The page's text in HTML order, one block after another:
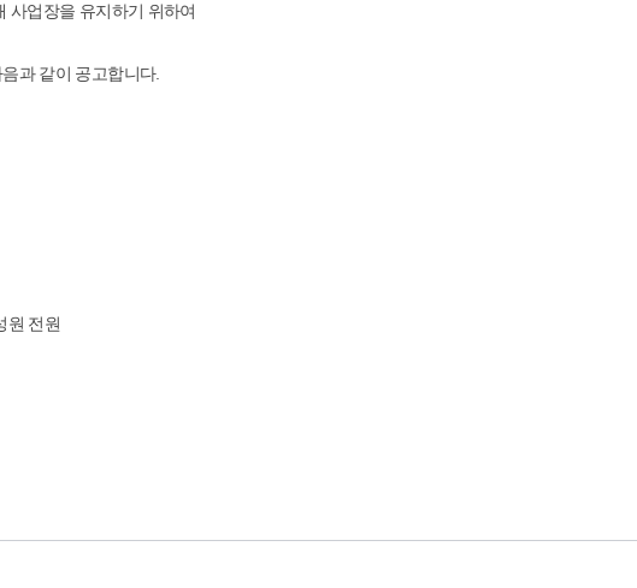
사업장을 유지하기 위하여
과 같이 공고합니다.
원 전원